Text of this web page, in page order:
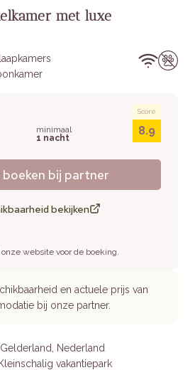
met luxe
Nederland
vakantiepark
minimaal
1 nacht
Score
8.9
bij partner
bekijken
website voor de boeking.
en actuele prijs van
bij onze partner.